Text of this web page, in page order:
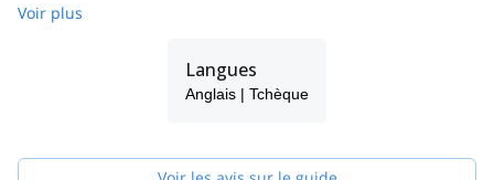
L'un de mes plus beaux exploits d'escalade a été réalisé dans le
A côté de cela, je suis le rédacteur en chef d'un site web de plein
air, j'écris des articles méthodologiques pour des magazines
Voir plus
Langues
Anglais | Tchèque